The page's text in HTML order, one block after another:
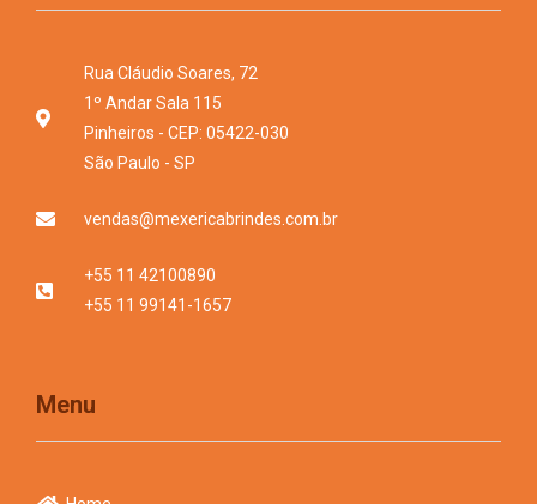
Rua Cláudio Soares, 72
1º Andar Sala 115
Pinheiros - CEP: 05422-030
São Paulo - SP
vendas@mexericabrindes.com.br
+55 11 42100890
+55 11 99141-1657
Menu